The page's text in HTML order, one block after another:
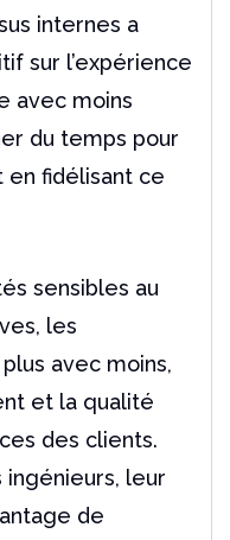
internes a
sur l’expérience
avec moins
du temps pour
fidélisant ce
sensibles au
les
avec moins,
et la qualité
des clients.
ingénieurs, leur
de